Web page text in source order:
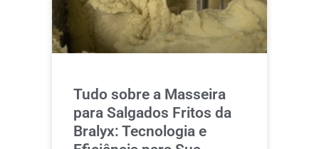
Tudo sobre a Masseira
para Salgados Fritos da
Bralyx: Tecnologia e